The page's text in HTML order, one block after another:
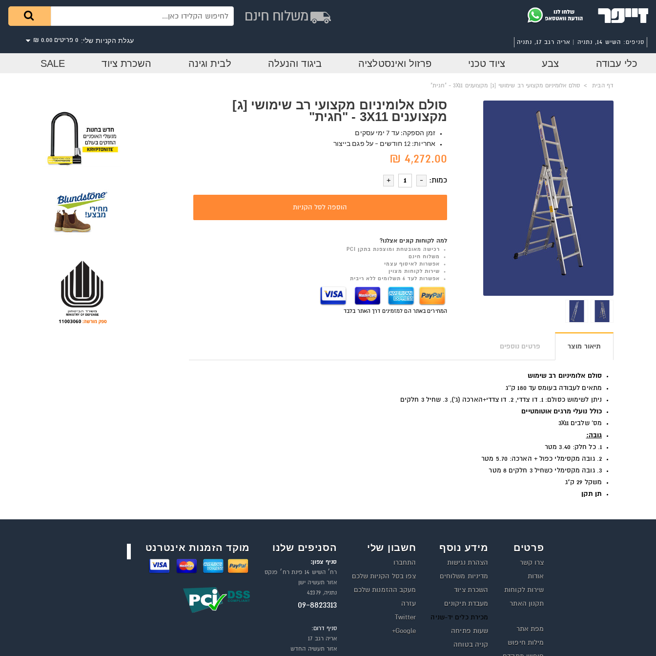
עגלת הקניות שלי: 0 פריטים 0.00 ₪ סניפים: השיש 14, נתניה | אריה רגב 17, נתניה
כלי עבודה צבע ציוד טכני פרזול ואינסטלציה ביגוד והנעלה לבית וגינה השכרת ציוד SALE
דף הבית > סולם אלומיניום מקצועי רב שימושי [ג] מקצוענים 3X11 - "חגית"
סולם אלומיניום מקצועי רב שימושי [ג]
מקצוענים 3X11 - "חגית"
זמן הספקה: עד 7 ימי עסקים
אחריות: 12 חודשים – על פגם בייצור
4,272.00 ₪
כמות:
הוספה לסל הקניות
למה לקוחות קונים אצלנו?
רכישה מאובטחת ומוצפנת בתקן PCI
משלוח חינם
אפשרות לאיסוף עצמי
שירות לקוחות מצוין
אפשרות לעד 6 תשלומים ללא ריבית
המחירים באתר הם למזמינים דרך האתר בלבד
תיאור מוצר פרטים נוספים
סולם אלומיניום רב שימוש
מתאים לעבודה בעומס עד 180 ק''ג
ניתן לשימוש כסולם: 1. דו צדדי, 2. דו צדדי+הארכה (ג'), 3. שחיל 3 חלקים
כולל נועלי מרגים אוטומטיים
מס' שלבים 3X11
גובה:
1. כל חלק: 3.40 מטר
2. גובה מקסימלי כפול + הארכה: 5.70 מטר
3. גובה מקסימלי כשחיל 3 חלקים 8 מטר
משקל 29 ק"ג
תן תקן
פרטים
צרו קשר
אודות
שירות לקוחות
תקנון האתר
מפת אתר
מילות חיפוש
מידע נוסף
הצהרת נגישות
מדיניות משלוחים
השכרת ציוד
מעבדת תיקונים
מכירת כלים יד-שניה
שעות פתיחה
קניה בטוחה
חשבון שלי
התחברו
צפו בסל הקניות שלכם
מעקב ההזמנות שלכם
עזרה
Twitter
Google+
הסניפים שלנו
סניף צפון:
רח׳ השיש 14 פינת רח׳ פנקס
אזור תעשיה ישן
נתניה, 42379
09-8823313
סניף דרום:
אריה רגב 17
אזור תעשיה החדש
מוקד הזמנות אינטרנט